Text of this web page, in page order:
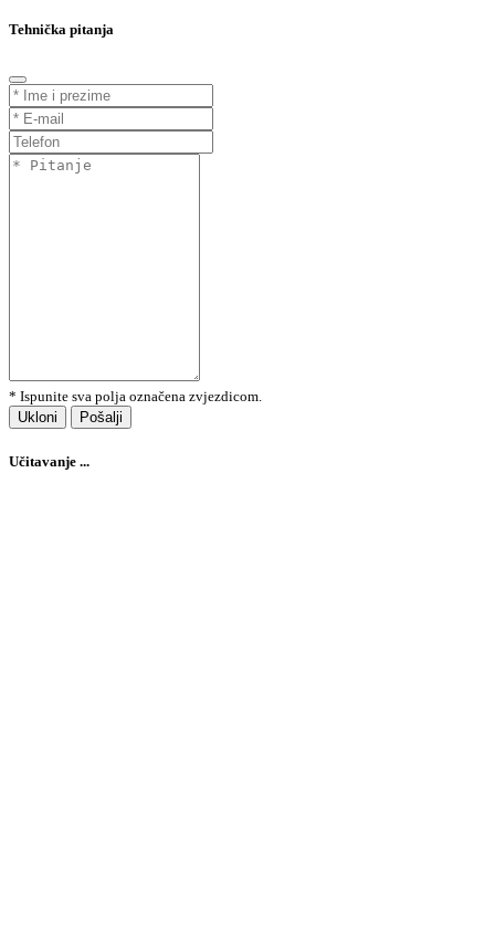
Tehnička pitanja
* Ispunite sva polja označena zvjezdicom.
Ukloni
Pošalji
Učitavanje ...